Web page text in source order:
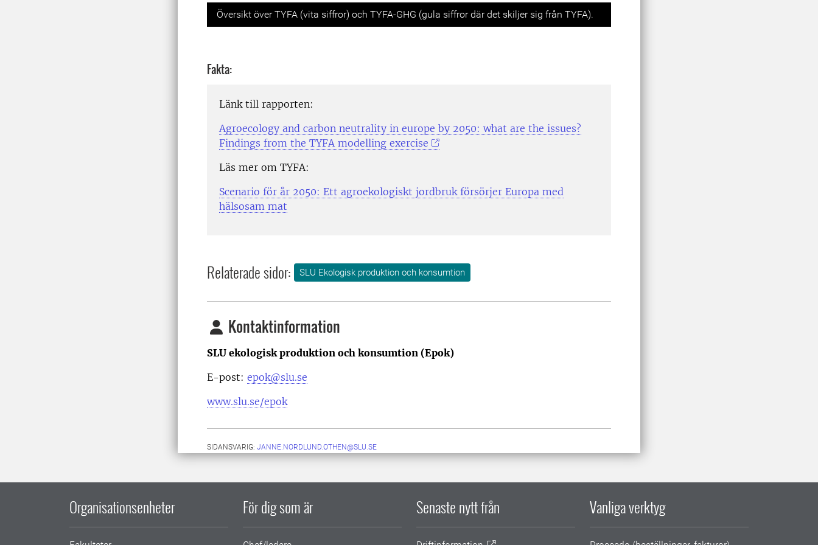
Previous Next
Översikt över TYFA (vita siffror) och TYFA-GHG (gula siffror där det skiljer sig från TYFA).
Fakta:
Länk till rapporten:
Agroecology and carbon neutrality in europe by 2050: what are the issues?
Findings from the TYFA modelling exercise
Läs mer om TYFA:
Scenario för år 2050: Ett agroekologiskt jordbruk försörjer Europa med
hälsosam mat
Relaterade sidor: SLU Ekologisk produktion och konsumtion
Kontaktinformation
SLU ekologisk produktion och konsumtion (Epok)
E-post: epok@slu.se
www.slu.se/epok
SIDANSVARIG: JANNE.NORDLUND.OTHEN@SLU.SE
Organisationsenheter För dig som är Senaste nytt från Vanliga verktyg